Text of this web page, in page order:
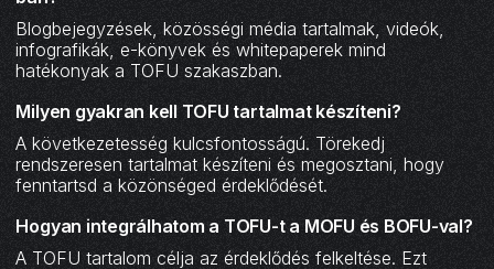
Blogbejegyzések, közösségi média tartalmak, videók,
infografikák, e-könyvek és whitepaperek mind
hatékonyak a TOFU szakaszban.
Milyen gyakran kell TOFU tartalmat készíteni?
A következetesség kulcsfontosságú. Törekedj
rendszeresen tartalmat készíteni és megosztani, hogy
fenntartsd a közönséged érdeklődését.
Hogyan integrálhatom a TOFU-t a MOFU és BOFU-val?
A TOFU tartalom célja az érdeklődés felkeltése. Ezt